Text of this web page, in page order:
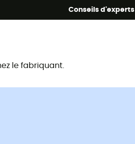
Conseils d'experts
le fabriquant.